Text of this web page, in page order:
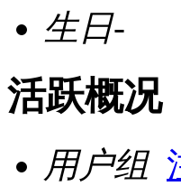
生日-
活跃概况
用户组